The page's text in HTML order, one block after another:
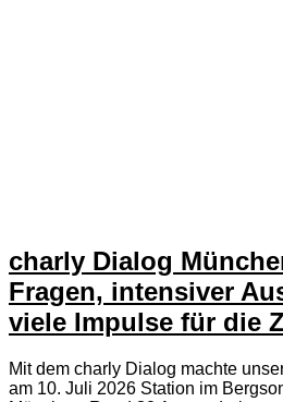
charly Dialog
Fragen, intensiver
viele Impulse für die
Mit dem charly Dialog machte
am 10. Juli 2026 Station im